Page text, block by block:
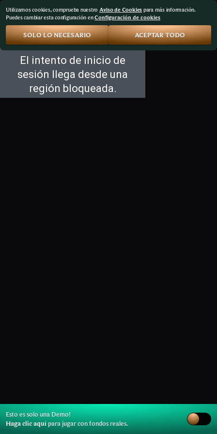
Esto es solo una Demo!
Haga clic aquípara jugar con fondos reales.
Utilizamos cookies, comprueba nuestro Aviso de Cookies para más información.
Puedes cambiar esta configuración enConfiguración de cookies
SOLO LO NECESARIO ACEPTAR TODO